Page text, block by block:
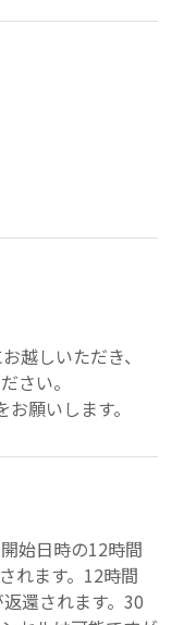
越しいただき、
さい。
願いします。
始日時の12時間
れます。12時間
還されます。30